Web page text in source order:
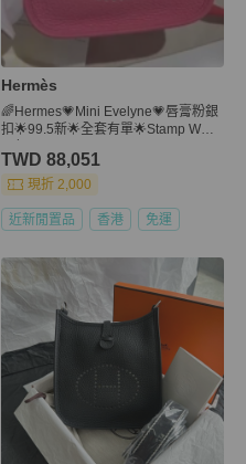
Hermès
🌈Hermes💗Mini Evelyne💗唇膏粉銀
扣🌟99.5新🌟全套有單🌟Stamp W🌟T
TWD 88,051
現折 2,000
近新閒置品 香港 免運